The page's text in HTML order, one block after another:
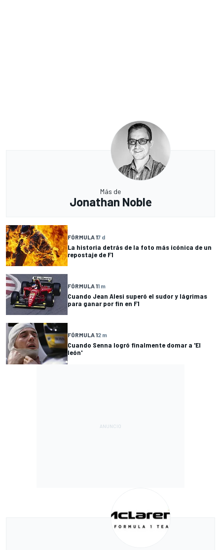
Más de
Jonathan Noble
FÓRMULA 17 d
La historia detrás de la foto más icónica de un
repostaje de F1
FÓRMULA 11 m
Cuando Jean Alesi superó el sudor y lágrimas
para ganar por fin en F1
FÓRMULA 12 m
Cuando Senna logró finalmente domar a 'El
león'